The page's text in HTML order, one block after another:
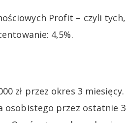
Profit – czyli tych,
4,5%.
zł przez okres 3 miesięcy.
osobistego przez ostatnie 3